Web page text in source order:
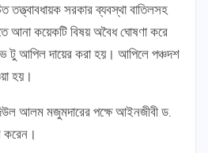
সরকার ব্যবস্থা বাতিলসহ
আনা কয়েকটি বিষয় অবৈধ ঘোষণা করে
টু আপিল দায়ের করা হয়। আপিলে পঞ্চদশ
হয়।
আলম মজুমদারের পক্ষে আইনজীবী ড.
করেন।